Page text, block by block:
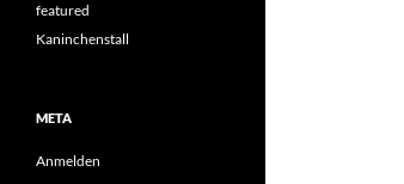
featured
Kaninchenstall
META
Anmelden